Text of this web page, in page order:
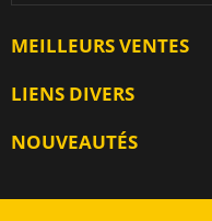
MEILLEURS VENTES
LIENS DIVERS
NOUVEAUTÉS